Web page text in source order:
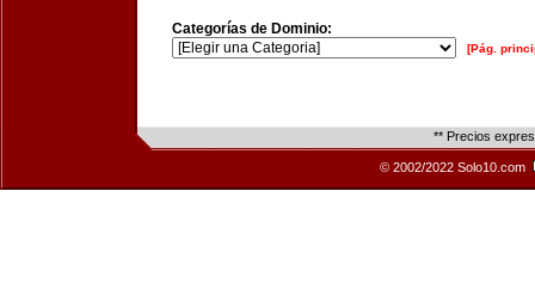
Categorías de Dominio:
[Pág.
** Precios
© 2002/2022 Solo10.com